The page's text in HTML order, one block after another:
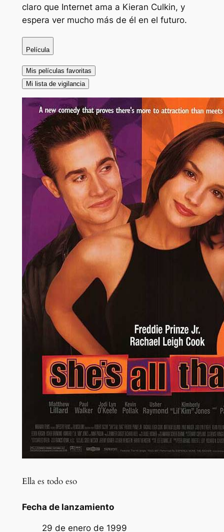
claro que Internet ama a Kieran Culkin, y
espera ver mucho más de él en el futuro.
Película
Mis películas favoritas
Mi lista de vigilancia
Ella es todo eso
Fecha de lanzamiento
29 de enero de 1999